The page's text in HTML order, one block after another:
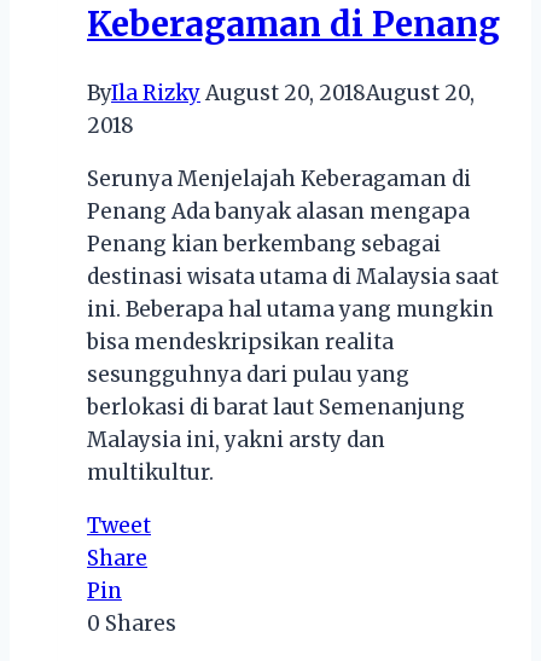
Keberagaman di Penang
ByIla RizkyAugust 20, 2018August 20,
2018
Serunya Menjelajah Keberagaman di
Penang Ada banyak alasan mengapa
Penang kian berkembang sebagai
destinasi wisata utama di Malaysia saat
ini. Beberapa hal utama yang mungkin
bisa mendeskripsikan realita
sesungguhnya dari pulau yang
berlokasi di barat laut Semenanjung
Malaysia ini, yakni arsty dan
multikultur.
Tweet
Share
Pin
0 Shares